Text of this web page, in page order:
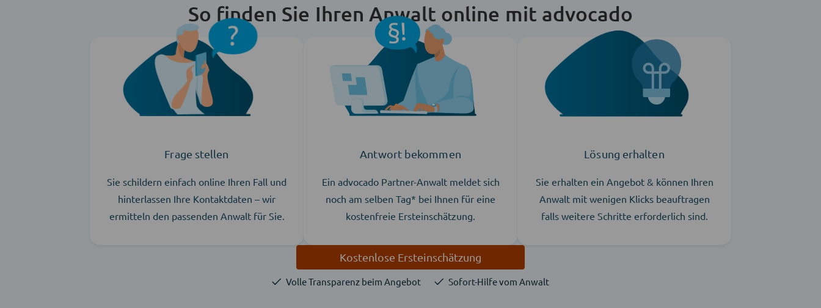
So finden Sie Ihren Anwalt online mit advocado
Frage stellen
Sie schildern einfach online Ihren Fall und
hinterlassen Ihre Kontaktdaten – wir
ermitteln den passenden Anwalt für Sie.
Antwort bekommen
Ein advocado Partner-Anwalt meldet sich
noch am selben Tag* bei Ihnen für eine
kostenfreie Ersteinschätzung.
Lösung erhalten
Sie erhalten ein Angebot & können Ihren
Anwalt mit wenigen Klicks beauftragen
falls weitere Schritte erforderlich sind.
Kostenlose Ersteinschätzung
Volle Transparenz beim Angebot Sofort-Hilfe vom Anwalt